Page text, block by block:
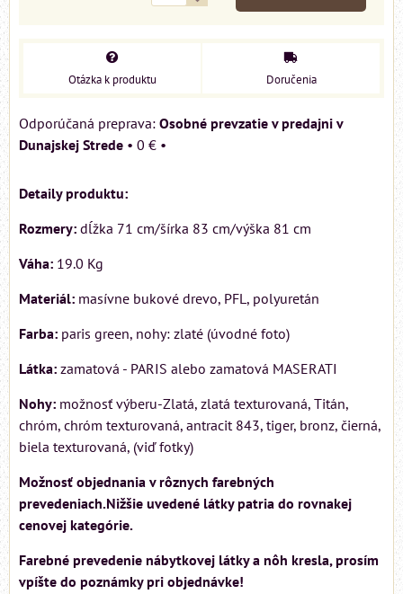
Otázka k produktu Doručenia
Osobné prevzatie v predajni v
Dunajskej Strede • 0 € •
Detaily produktu:
Rozmery: dĺžka 71 cm/šírka 83 cm/výška 81 cm
Váha: 19.0 Kg
Materiál: masívne bukové drevo, PFL, polyuretán
Farba: paris green, nohy: zlaté (úvodné foto)
Látka: zamatová - PARIS alebo zamatová MASERATI
Nohy: možnosť výberu-Zlatá, zlatá texturovaná, Titán,
chróm, chróm texturovaná, antracit 843, tiger, bronz, čierná,
biela texturovaná, (viď fotky)
Možnosť objednania v rôznych farebných
prevedeniach.Nižšie uvedené látky patria do rovnakej
cenovej kategórie.
Farebné prevedenie nábytkovej látky a nôh kresla, prosím
vpíšte do poznámky pri objednávke!